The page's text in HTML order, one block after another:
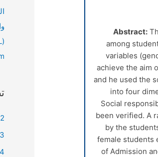
Abstract:
among
variables
achieve the aim
and he used the
into four
Social
been verified. A
by the
female students
of Admission